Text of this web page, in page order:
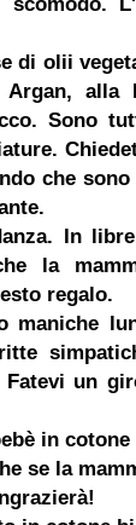
di olii
alla
Sono
che
In
la
regalo.
un
in
se la